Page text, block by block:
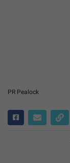
PR Pealock